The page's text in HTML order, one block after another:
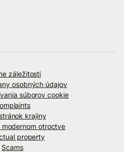
záležitosti
osobných údajov
súborov cookie
krajiny
modernom otroctve
property
Scams